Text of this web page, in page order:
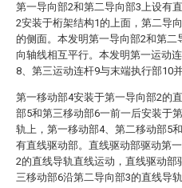
第一导向部2和第二导向部3上设有
2安装于桁架结构1的上面，第二导
的侧面。本发明第一导向部2和第二
向轴线相互平行。本发明第一运动
8、第三运动连杆9与末端执行部10并
第一移动部4安装于第一导向部2的
部5和第三移动部6一前一后安装于
轨上，第一移动部4、第二移动部5
有直线驱动部。直线驱动部驱动第
2的直线导轨直线运动，直线驱动部
三移动部6沿第二导向部3的直线导轨